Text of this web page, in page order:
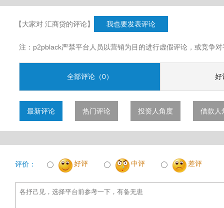
【大家对 汇商贷的评论】 我也要发表评论
注：p2pblack严禁平台人员以营销为目的进行虚假评论，或竞争
全部评论（0） 好
最新评论 热门评论 投资人角度 借款人
评价： 好评 中评 差评